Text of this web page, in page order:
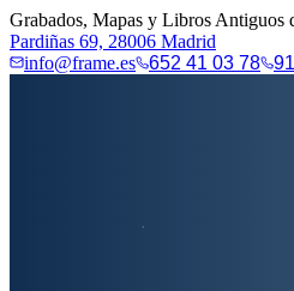
Grabados, Mapas y Libros Antiguos
Pardiñas 69, 28006 Madrid
info@frame.es
652 41 03 78